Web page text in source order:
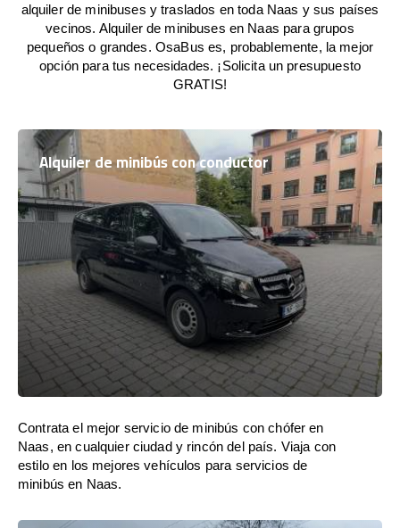
alquiler de minibuses y traslados en toda Naas y sus países
vecinos. Alquiler de minibuses en Naas para grupos
pequeños o grandes. OsaBus es, probablemente, la mejor
opción para tus necesidades. ¡Solicita un presupuesto
GRATIS!
Alquiler de minibús con conductor
Contrata el mejor servicio de minibús con chófer en
Naas, en cualquier ciudad y rincón del país. Viaja con
estilo en los mejores vehículos para servicios de
minibús en Naas.